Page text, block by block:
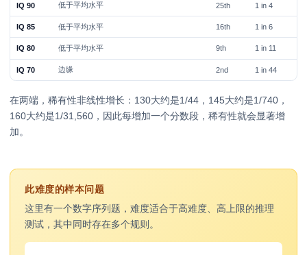
IQ 90 低于平均水平 25th 1 in 4
IQ 85 低于平均水平 16th 1 in 6
IQ 80 低于平均水平 9th 1 in 11
IQ 70 边缘 2nd 1 in 44
在两端，稀有性非线性增长：130大约是1/44，145大约是1/740，
160大约是1/31,560，因此每增加一个分数段，稀有性就会显著增
加。
此难度的样本问题
这里有一个数字序列题，难度适合于高难度、高上限的推理
测试，其中同时存在多个规则。